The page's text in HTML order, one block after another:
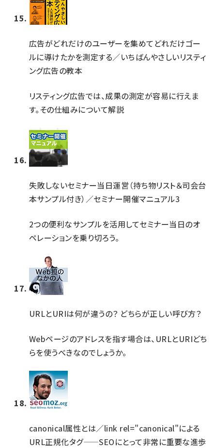
広告がどれだけのユーザーを集めてどれだけゴー
ルに導けたかを測定する／いちばんやさしいリスティ
ング広告の教本
リスティング広告では、成果の測定が容易に行えま
す。その仕組みについて解説
失敗しないセミナー当日運営（持ち物リスト＆司会台
本サンプル付き）／セミナー開催マニュアル3
2つの便利なサンプルを活用してセミナー当日のオ
ペレーションを乗り切ろう。
URLとURIは何が違うの？ どちらが正しい呼び方？
Webページのアドレスを指す場合は、URLとURIどち
らを使うべきなのでしょうか。
canonical属性とは／link rel="canonical"による
URL正規化タグ——SEOにとって非常に重要な進歩